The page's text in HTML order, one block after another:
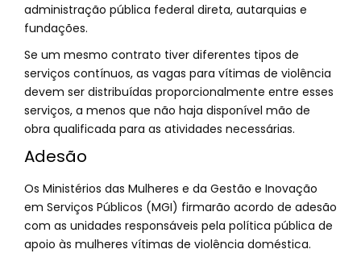
administração pública federal direta, autarquias e
fundações.
Se um mesmo contrato tiver diferentes tipos de
serviços contínuos, as vagas para vítimas de violência
devem ser distribuídas proporcionalmente entre esses
serviços, a menos que não haja disponível mão de
obra qualificada para as atividades necessárias.
Adesão
Os Ministérios das Mulheres e da Gestão e Inovação
em Serviços Públicos (MGI) firmarão acordo de adesão
com as unidades responsáveis pela política pública de
apoio às mulheres vítimas de violência doméstica.